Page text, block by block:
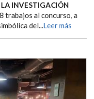
LA INVESTIGACIÓN
trabajos al concurso, a
del...Leer más